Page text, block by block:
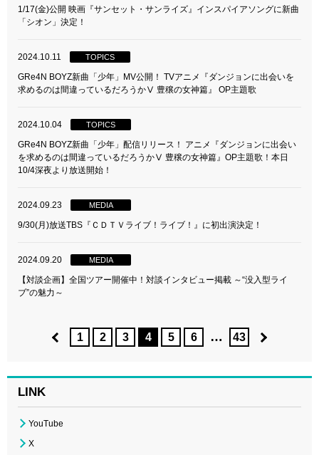
1/17(金)公開 映画『サンセット・サンライズ』インスパイアソングに新曲
「シオン」決定！
2024.10.11 TOPICS
GRe4N BOYZ新曲「少年」MV公開！ TVアニメ『ダンジョンに出会いを
求めるのは間違っているだろうかⅤ 豊穣の女神篇』 OP主題歌
2024.10.04 TOPICS
GRe4N BOYZ新曲「少年」配信リリース！ アニメ『ダンジョンに出会い
を求めるのは間違っているだろうかⅤ 豊穣の女神篇』OP主題歌！本日
10/4深夜より放送開始！
2024.09.23 MEDIA
9/30(月)放送TBS『ＣＤＴＶライブ！ライブ！』に初出演決定！
2024.09.20 MEDIA
【対談企画】全国ツアー開催中！対談インタビュー掲載 ～“没入型ライ
ブ”の魅力～
1 2 3 4 5 6 … 43
LINK
YouTube
X